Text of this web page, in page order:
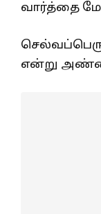
வார்த்தை
என்று